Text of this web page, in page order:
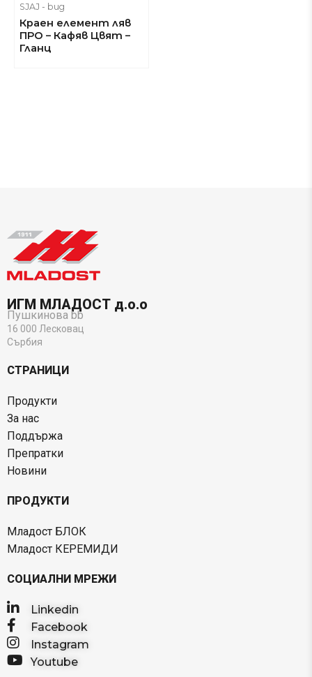
SJAJ - bug
Краен елемент ляв
ПРО – Кафяв Цвят –
Гланц
ИГМ МЛАДОСТ д.о.о
Пушкинова bb
16 000 Лесковац
Сърбия
СТРАНИЦИ
Продукти
За нас
Поддържа
Препратки
Новини
ПРОДУКТИ
Младост БЛОК
Младост КЕРЕМИДИ
СОЦИАЛНИ МРЕЖИ
Linkedin
Facebook
Instagram
Youtube